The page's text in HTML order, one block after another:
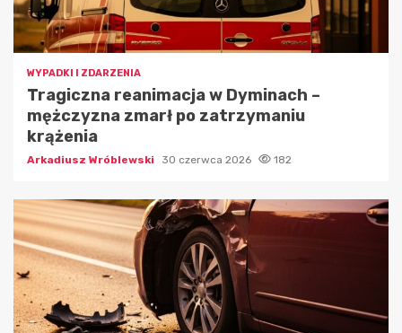
WYPADKI I ZDARZENIA
Tragiczna reanimacja w Dyminach –
mężczyzna zmarł po zatrzymaniu
krążenia
Arkadiusz Wróblewski 30 czerwca 2026 182